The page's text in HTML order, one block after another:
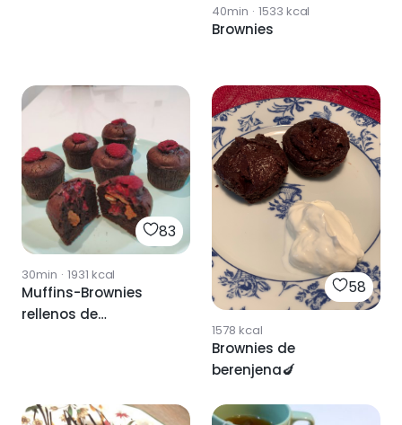
40min · 1533 kcal
Brownies
83
30min · 1931 kcal
Muffins-Brownies
rellenos de
58
1578 kcal
Brownies de
berenjena🍆